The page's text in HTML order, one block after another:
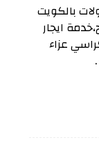
بالكويت
ايجار
عزاء